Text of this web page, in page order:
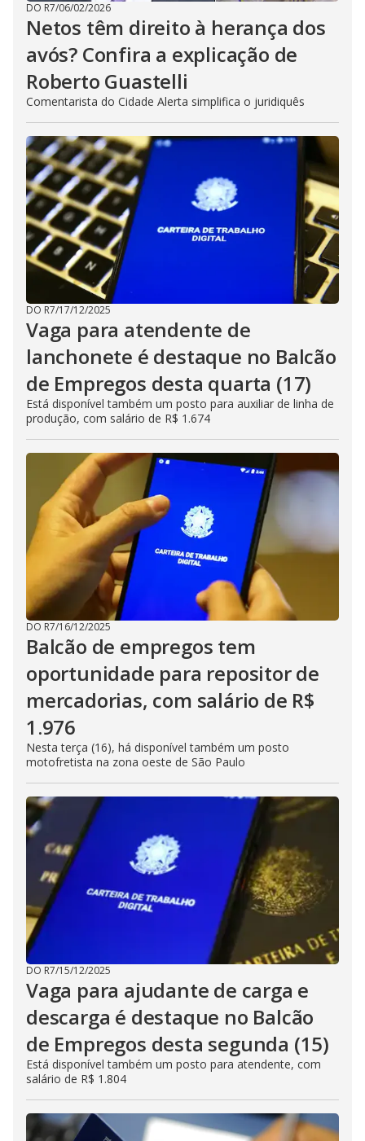
DO R7/06/02/2026
Netos têm direito à herança dos
avós? Confira a explicação de
Roberto Guastelli
Comentarista do Cidade Alerta simplifica o juridiquês
DO R7/17/12/2025
Vaga para atendente de
lanchonete é destaque no Balcão
de Empregos desta quarta (17)
Está disponível também um posto para auxiliar de linha de
produção, com salário de R$ 1.674
DO R7/16/12/2025
Balcão de empregos tem
oportunidade para repositor de
mercadorias, com salário de R$
1.976
Nesta terça (16), há disponível também um posto
motofretista na zona oeste de São Paulo
DO R7/15/12/2025
Vaga para ajudante de carga e
descarga é destaque no Balcão
de Empregos desta segunda (15)
Está disponível também um posto para atendente, com
salário de R$ 1.804